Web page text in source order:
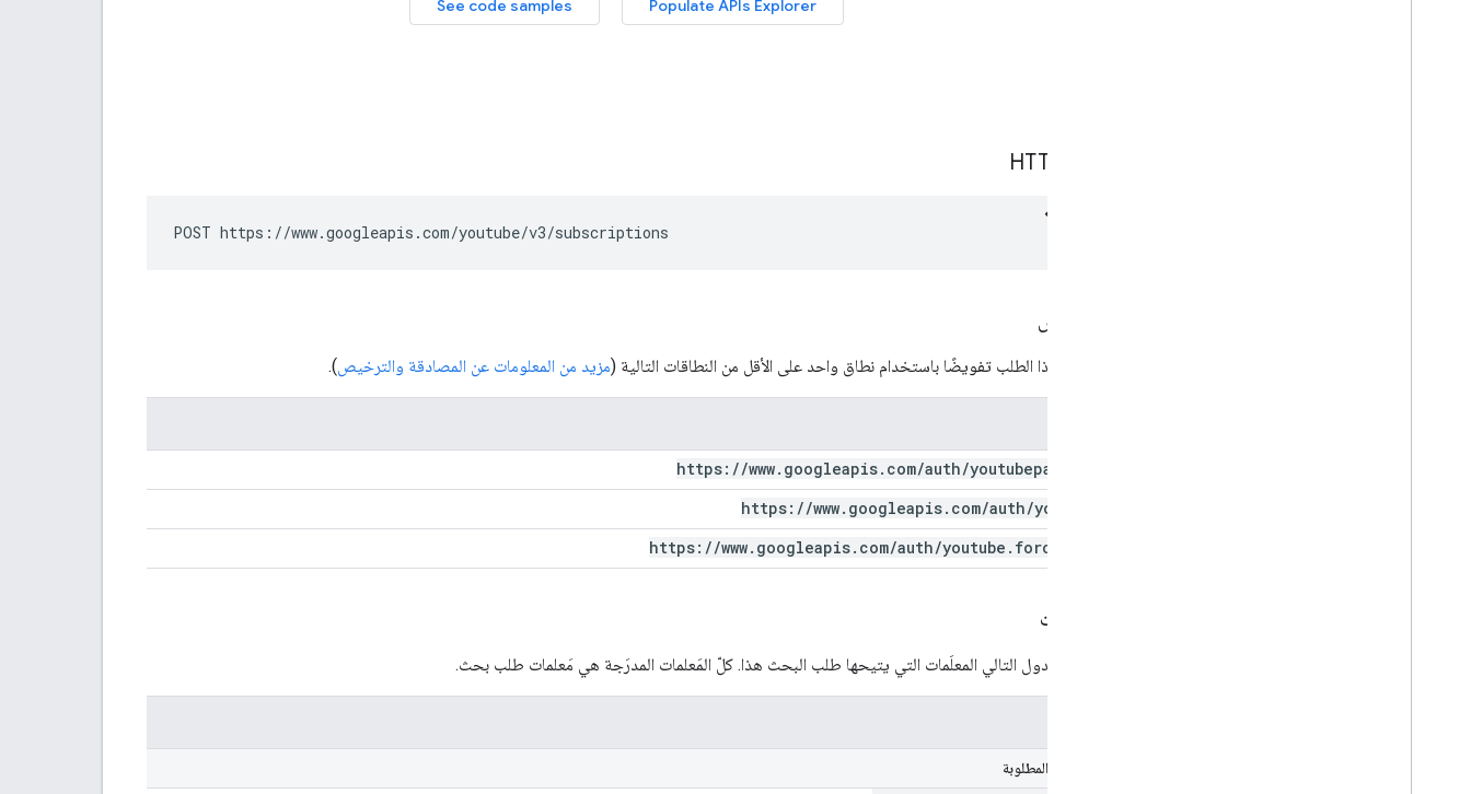
POST https://www.googleapis.com/youtube/v3/subscriptions
التفويض
يتطلب هذا الطلب تفويضًا باستخدام نطاق واحد على الأقل من النطاقات التالية (مزيد من المعلومات عن المصادقة والترخيص).
https: //www. googleapis. com/auth/youtubepartner
https: //www. googleapis. com/auth/youtube
https: //www. googleapis. com/auth/youtube . force-ssl
المَعلمات
يسرد الجدول التالي المعلَمات التي يتيحها طلب البحث هذا. كلّ المَعلمات المدرَجة هي مَعلمات طلب بحث.
المَعلمات المطلوبة